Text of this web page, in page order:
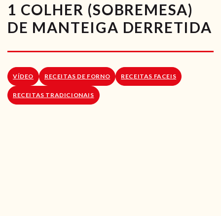
VÍDEOS
RECEITAS VEGGIE
LOJA ONLINE
1 COLHER (SOBREMESA)
DE MANTEIGA DERRETIDA
VÍDEO RECEITAS DE FORNO RECEITAS FACEIS
RECEITAS TRADICIONAIS